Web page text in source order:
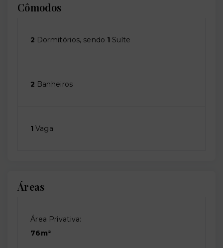
Cômodos
2 Dormitórios, sendo 1 Suíte
2 Banheiros
1 Vaga
Áreas
Área Privativa:
76m²